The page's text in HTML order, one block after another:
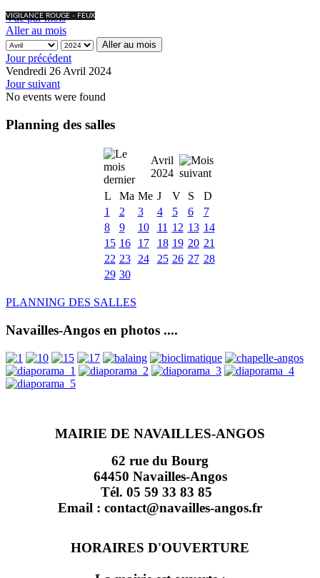
VIGILANCE ROUGE - FEUX
Vue par mois
Aller au mois
Aller au mois
Jour précédent
Vendredi 26 Avril 2024
Jour suivant
No events were found
Planning des salles
Avril
2024
L
Ma Me J V S
D
1
2 3 4 5 6
7
8
9 10 11 12 13 14
15 16 17 18 19 20 21
22 23 24 25 26 27 28
29 30
PLANNING DES SALLES
Navailles-Angos en photos ....
MAIRIE DE NAVAILLES-ANGOS
62 rue du Bourg
64450 Navailles-Angos
Tél. 05 59 33 83 85
Email : contact@navailles-angos.fr
HORAIRES D'OUVERTURE